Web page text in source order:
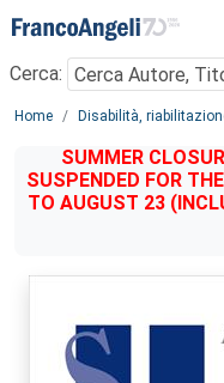
Menu
Cerca:
Main content
Home Disabilità,
SUMMER
SUSPENDED FOR
TO AUGUST 23